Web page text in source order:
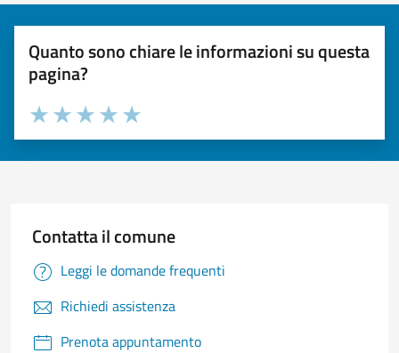
Quanto sono chiare le informazioni su questa
pagina?
Valuta 5 stelle su 5
Valuta 4 stelle su 5
Valuta 3 stelle su 5
Valuta 2 stelle su 5
Valuta 1 stelle su 5
Contatta il comune
Leggi le domande frequenti
Richiedi assistenza
Prenota appuntamento